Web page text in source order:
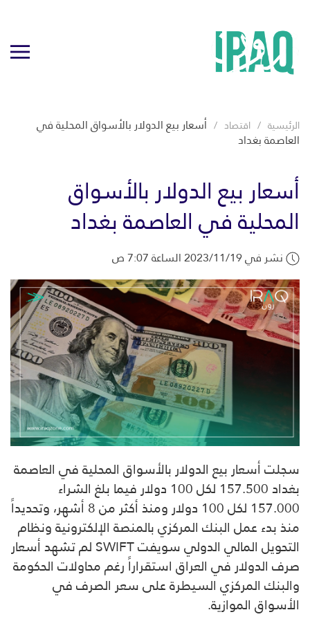
الرئيسية اقتصاد أسعار بيع الدولار بالأسواق المحلية في
العاصمة بغداد
أسعار بيع الدولار بالأسواق
المحلية في العاصمة بغداد
نشر في 2023/11/19 الساعة 7:07 ص
سجلت أسعار بيع الدولار بالأسواق المحلية في العاصمة
بغداد 157.500 لكل 100 دولار فيما بلغ الشراء
157.000 لكل 100 دولار ومنذ أكثر من 8 أشهر، وتحديداً
منذ بدء عمل البنك المركزي بالمنصة الإلكترونية ونظام
التحويل المالي الدولي سويفت SWIFT لم تشهد أسعار
صرف الدولار في العراق استقراراً رغم محاولات الحكومة
والبنك المركزي السيطرة على سعر الصرف في
الأسواق الموازية.